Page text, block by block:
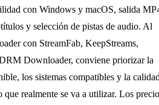
con Windows y macOS, salida
y selección de pistas de audio. Al
con StreamFab, KeepStreams,
Downloader, conviene priorizar la
los sistemas compatibles y la
que realmente se va a utilizar. Los